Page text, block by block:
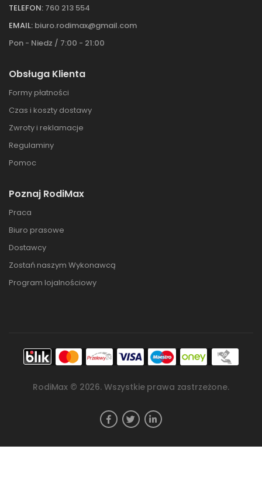
TELEFON: 760 213 554
EMAIL: biuro.rodimax@gmail.com
Pon - Niedz / 7:00 - 21:00
Obsługa Klienta
Formy płatności
Czas i koszty dostawy
Zwroty i reklamacje
Regulaminy
Pomoc
Poznaj RodiMax
Praca
Biuro prasowe
Dostawcy
Zostań naszym Wykonawcą
Program lojalnościowy
RodiMax © 2026. Wszystkie prawa zastrzeżone.